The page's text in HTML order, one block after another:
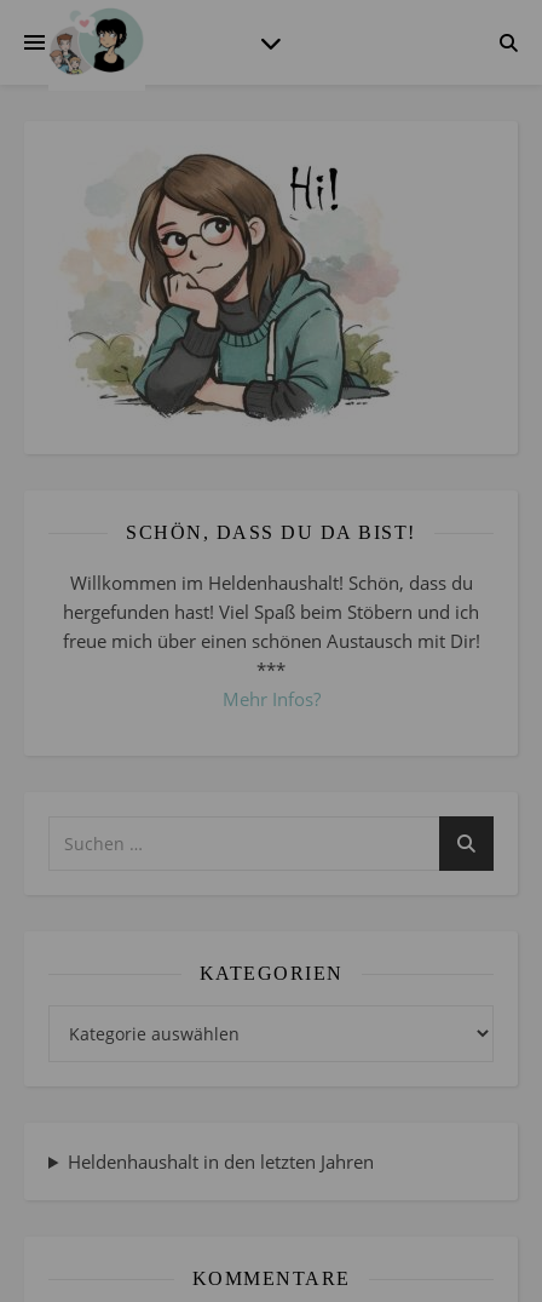
SCHÖN, DASS DU DA BIST!
Willkommen im Heldenhaushalt! Schön, dass du
hergefunden hast! Viel Spaß beim Stöbern und ich
freue mich über einen schönen Austausch mit Dir!
***
Mehr Infos?
KATEGORIEN
Heldenhaushalt in den letzten Jahren
KOMMENTARE